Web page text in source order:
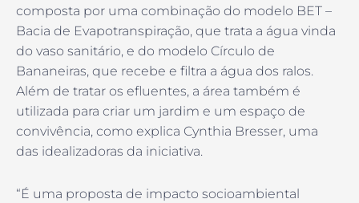
composta por uma combinação do modelo BET –
Bacia de Evapotranspiração, que trata a água vinda
do vaso sanitário, e do modelo Círculo de
Bananeiras, que recebe e filtra a água dos ralos.
Além de tratar os efluentes, a área também é
utilizada para criar um jardim e um espaço de
convivência, como explica Cynthia Bresser, uma
das idealizadoras da iniciativa.
“É uma proposta de impacto socioambiental